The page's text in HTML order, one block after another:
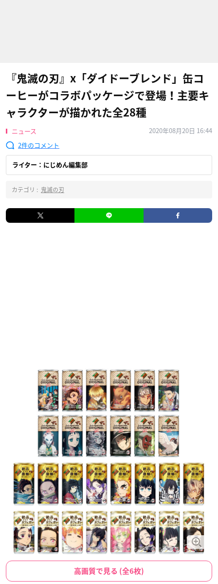
『鬼滅の刃』x「ダイドーブレンド」缶コ
ーヒーがコラボパッケージで登場！主要キ
ャラクターが描かれた全28種
ニュース
2020年08月20日 16:44
2
ライター：にじめん編集部
カテゴリ : 鬼滅の刃
高画質で見る (全6枚)